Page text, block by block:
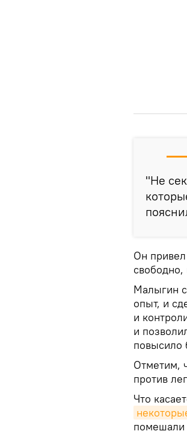
"Не
Он
Малыгин
опыт, и
и
и
повысило
Отметим,
против
Что
помешали